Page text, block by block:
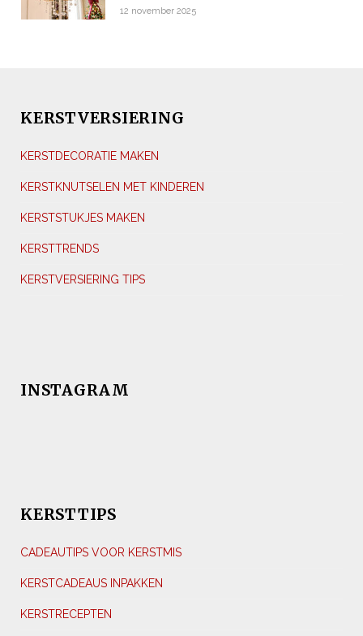
12 november 2025
KERSTVERSIERING
KERSTDECORATIE MAKEN
KERSTKNUTSELEN MET KINDEREN
KERSTSTUKJES MAKEN
KERSTTRENDS
KERSTVERSIERING TIPS
INSTAGRAM
KERSTTIPS
CADEAUTIPS VOOR KERSTMIS
KERSTCADEAUS INPAKKEN
KERSTRECEPTEN